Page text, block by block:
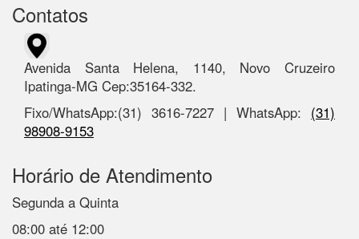
Contatos
Avenida Santa Helena, 1140, Novo Cruzeiro
Ipatinga-MG Cep:35164-332.
Fixo/WhatsApp:(31) 3616-7227 | WhatsApp: (31)
98908-9153
Horário de Atendimento
Segunda a Quinta
08:00 até 12:00